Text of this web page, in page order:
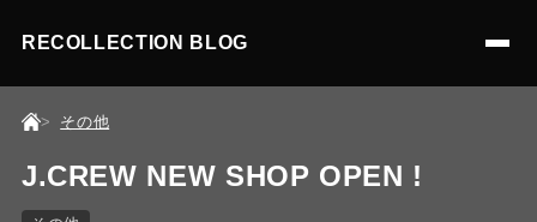
RECOLLECTION BLOG
その他
J.CREW NEW SHOP OPEN !